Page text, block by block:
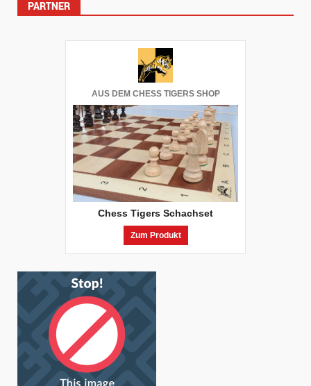
PARTNER
AUS DEM CHESS TIGERS SHOP
Chess Tigers Schachset
Zum Produkt